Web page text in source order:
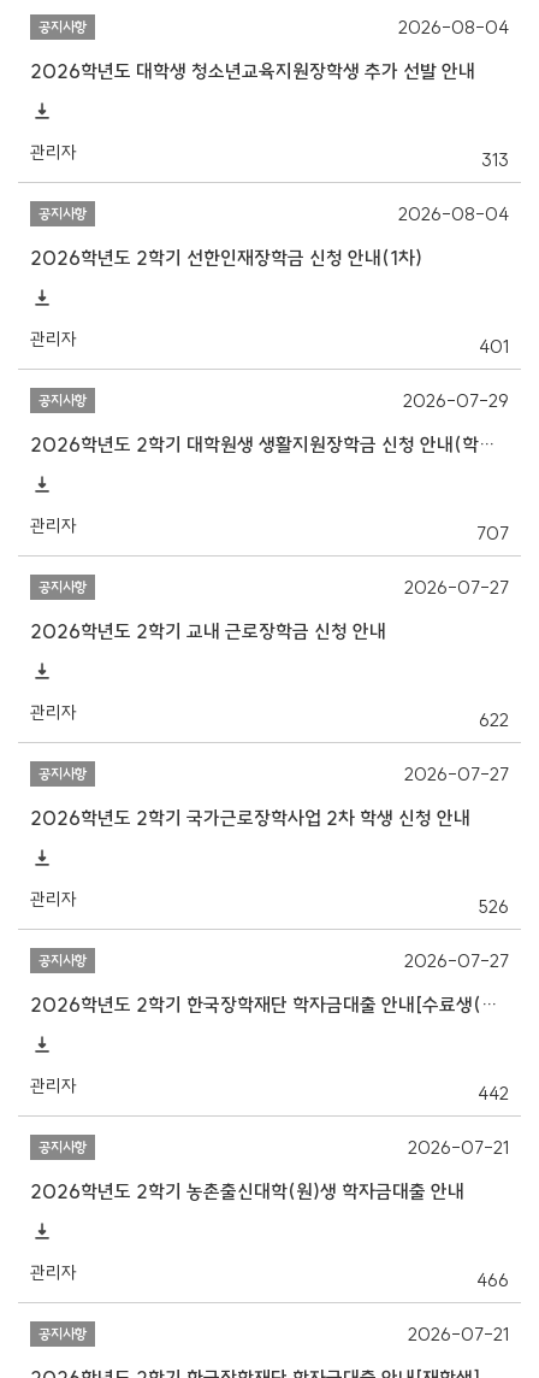
공지사항
2026학년도 대학생 청소년교육지원장학생 추가 선발 안내
관리자 313
2026-08-04
공지사항
2026학년도 2학기 선한인재장학금 신청 안내(1차)
관리자 401
2026-08-04
공지사항
2026학년도 2학기 대학원생 생활지원장학금 신청 안내(학자금지원구간 산정 필수)
관리자 707
2026-07-29
공지사항
2026학년도 2학기 교내 근로장학금 신청 안내
관리자 622
2026-07-27
공지사항
2026학년도 2학기 국가근로장학사업 2차 학생 신청 안내
관리자 526
2026-07-27
공지사항
2026학년도 2학기 한국장학재단 학자금대출 안내[수료생(연구생)]
관리자 442
2026-07-27
공지사항
2026학년도 2학기 농촌출신대학(원)생 학자금대출 안내
관리자 466
2026-07-21
공지사항 2026-07-21